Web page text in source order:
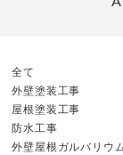
全て
外壁塗装工事
屋根塗装工事
防水工事
外壁屋根ガルバリウ